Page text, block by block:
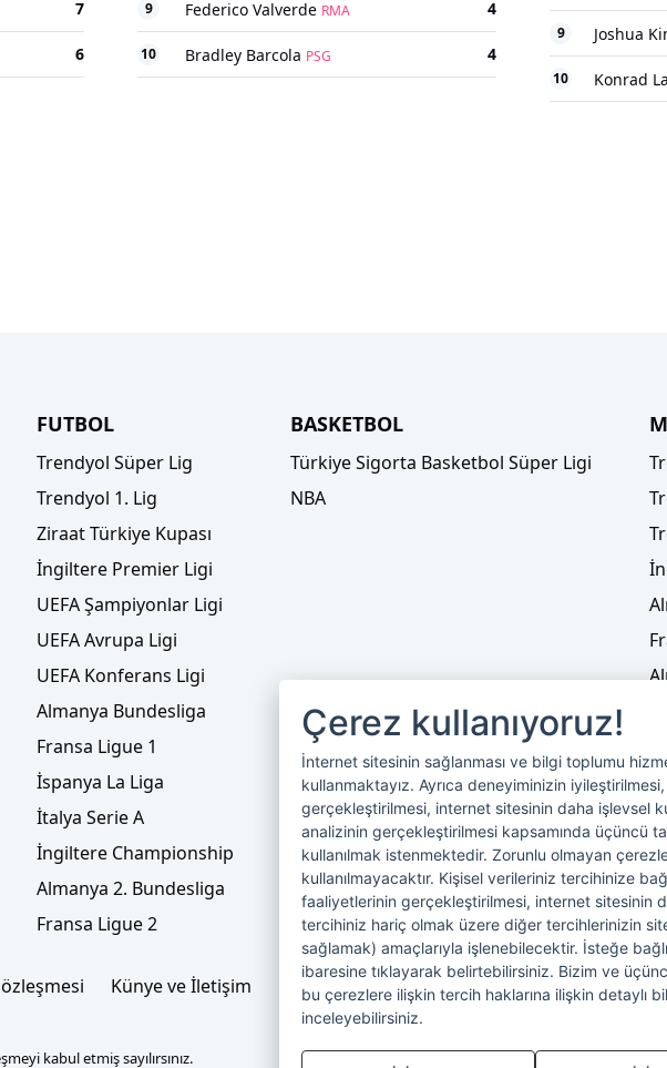
7
6
9 Federico Valverde RMA 4
10 Bradley Barcola PSG 4
9 Joshua
10 Konrad
FUTBOL
Trendyol Süper Lig
Trendyol 1. Lig
Ziraat Türkiye Kupası
İngiltere Premier Ligi
UEFA Şampiyonlar Ligi
UEFA Avrupa Ligi
UEFA Konferans Ligi
Almanya Bundesliga
Fransa Ligue 1
İspanya La Liga
İtalya Serie A
İngiltere Championship
Almanya 2. Bundesliga
Fransa Ligue 2
BASKETBOL
Türkiye Sigorta Basketbol Süper Ligi
NBA
Künye ve İletişim Çerez Politikası Çerez Yönetimi
Veri
kabul etmiş sayılırsınız.
Çerez kullanıyoruz!
İnternet sitesinin sağlanması ve bilgi toplumu
kullanmaktayız. Ayrıca deneyiminizin
gerçekleştirilmesi, internet sitesinin daha işlevsel
analizinin gerçekleştirilmesi kapsamında üçüncü
kullanılmak istenmektedir. Zorunlu olmayan
kullanılmayacaktır. Kişisel verileriniz tercihinize
faaliyetlerinin gerçekleştirilmesi, internet sitesinin
tercihiniz hariç olmak üzere diğer tercihlerinizin
sağlamak) amaçlarıyla işlenebilecektir. İsteğe
ibaresine tıklayarak belirtebilirsiniz. Bizim ve
bu çerezlere ilişkin tercih haklarına ilişkin detaylı
inceleyebilirsiniz.